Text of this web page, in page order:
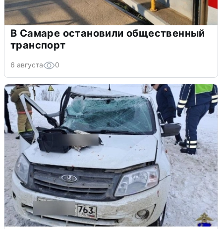
В Самаре остановили общественный
транспорт
6 августа 0